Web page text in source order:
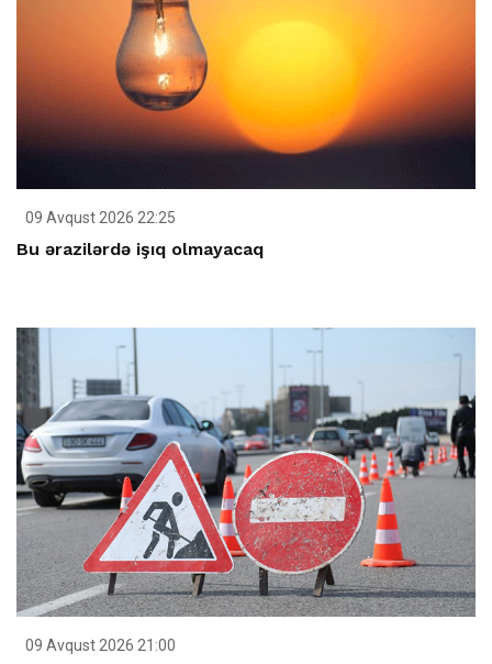
09 Avqust 2026 22:25
Bu ərazilərdə işıq olmayacaq
09 Avqust 2026 21:00